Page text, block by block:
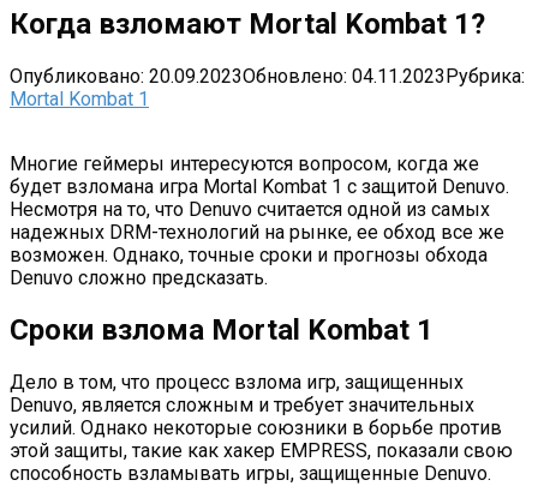
Когда взломают Mortal Kombat 1?
Опубликовано: 20.09.2023Обновлено: 04.11.2023Рубрика:
Mortal Kombat 1
Многие геймеры интересуются вопросом, когда же
будет взломана игра Mortal Kombat 1 с защитой Denuvo.
Несмотря на то, что Denuvo считается одной из самых
надежных DRM-технологий на рынке, ее обход все же
возможен. Однако, точные сроки и прогнозы обхода
Denuvo сложно предсказать.
Сроки взлома Mortal Kombat 1
Дело в том, что процесс взлома игр, защищенных
Denuvo, является сложным и требует значительных
усилий. Однако некоторые союзники в борьбе против
этой защиты, такие как хакер EMPRESS, показали свою
способность взламывать игры, защищенные Denuvo.